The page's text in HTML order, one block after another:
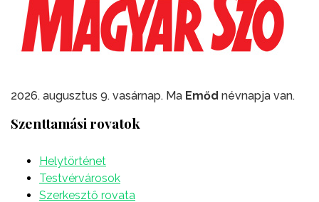
2026. augusztus 9. vasárnap. Ma Emőd névnapja van.
Szenttamási rovatok
Helytörténet
Testvérvárosok
Szerkesztő rovata